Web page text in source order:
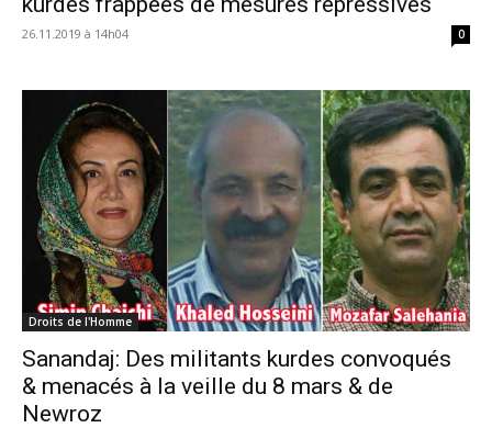
26.11.2019 à 14h04 0
Droits de l'Homme
Sanandaj: Des militants kurdes convoqués
& menacés à la veille du 8 mars & de
Newroz